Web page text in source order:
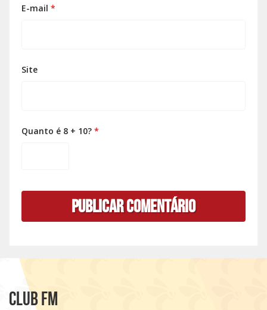
E-mail *
Site
Quanto é 8 + 10? *
Club FM